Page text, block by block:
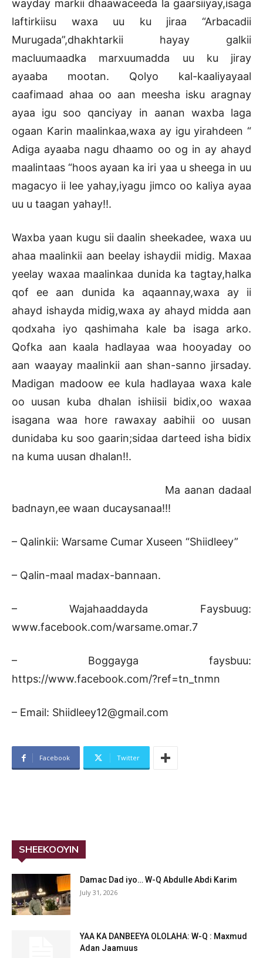
wayday markii dhaawaceeda la gaarsiiyay,isaga
laftirkiisu waxa uu ku jiraa “Arbacadii
Murugada”,dhakhtarkii hayay galkii
macluumaadka marxuumadda uu ku jiray
ayaaba mootan. Qolyo kal-kaaliyayaal
caafimaad ahaa oo aan meesha isku aragnay
ayaa igu soo qanciyay in aanan waxba laga
ogaan Karin maalinkaa,waxa ay igu yirahdeen “
Adiga ayaaba nagu dhaamo oo og in ay ahayd
maalintaas “hoos ayaan ka iri yaa u sheega in uu
magacyo ii lee yahay,iyagu jimco oo kaliya ayaa
uu u taagan yahay!!.
Waxba yaan kugu sii daalin sheekadee, waxa uu
ahaa maalinkii aan beelay ishaydii midig. Maxaa
yeelay waxaa maalinkaa dunida ka tagtay,halka
qof ee aan dunida ka aqaannay,waxa ay ii
ahayd ishayda midig,waxa ay ahayd midda aan
qodxaha iyo qashimaha kale ba isaga arko.
Qofka aan kaala hadlayaa waa hooyaday oo
aan waayay maalinkii aan shan-sanno jirsaday.
Madigan madoow ee kula hadlayaa waxa kale
oo uusan kuba dhalan ishiisii bidix,oo waxaa
isagana waa hore rawaxay aabihii oo uusan
dunidaba ku soo gaarin;sidaa darteed isha bidix
na kuma uusan dhalan!!.
Ma aanan dadaal
badnayn,ee waan ducaysanaa!!!
– Qalinkii: Warsame Cumar Xuseen “Shiidleey”
– Qalin-maal madax-bannaan.
– Wajahaaddayda Faysbuug:
www.facebook.com/warsame.omar.7
– Boggayga faysbuu:
https://www.facebook.com/?ref=tn_tnmn
– Email: Shiidleey12@gmail.com
Facebook Twitter
SHEEKOOYIN
Damac Dad iyo… W-Q Abdulle Abdi Karim
July 31, 2026
YAA KA DANBEEYA OLOLAHA: W-Q : Maxmud
Adan Jaamuus